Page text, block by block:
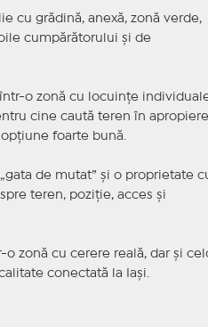
cu grădină, anexă, zonă verde,
cumpărătorului și de
o zonă cu locuințe individuale
cine caută teren în
foarte bună.
de mutat” și o proprietate
teren, poziție, acces și
zonă cu cerere reală, dar și
conectată la Iași.